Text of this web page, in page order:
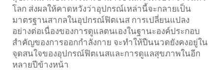
โลก ส่งผลให้คาดหวังว่าอุปกรณ์เหล่านี้จะกลายเป็น
มาตรฐานสากลในอุปกรณ์ฟิตเนส การเปลี่ยนแปลง
อย่างต่อเนื่องของการดูแลตนเองในฐานะองค์ประกอบ
สำคัญของการออกกำลังกาย จะทำให้ปืนนวดยังคงอยู่ใน
จุดสนใจของอุปกรณ์ฟิตเนสและการดูแลสุขภาพในอีก
หลายปีข้างหน้า